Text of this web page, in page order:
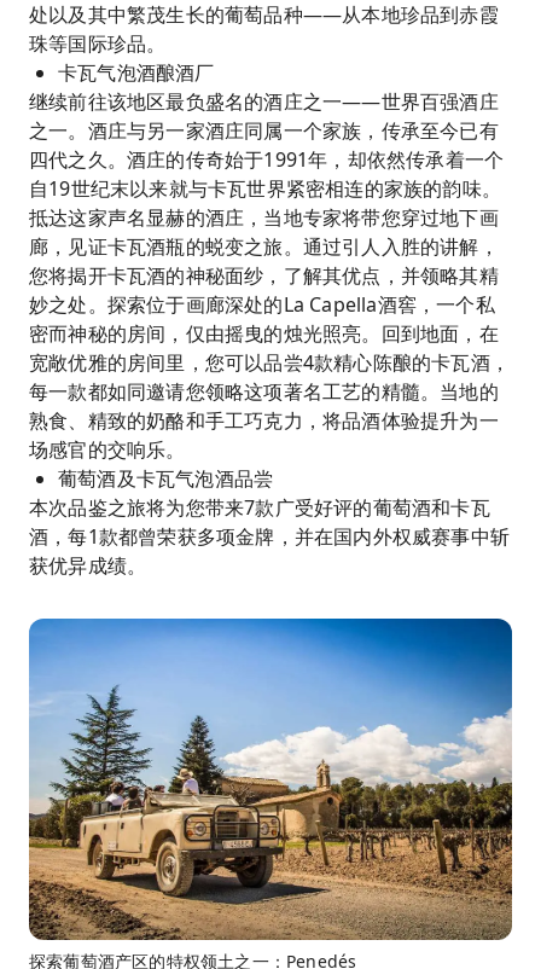
处以及其中繁茂生长的葡萄品种——从本地珍品到赤霞
珠等国际珍品。
卡瓦气泡酒酿酒厂
继续前往该地区最负盛名的酒庄之一——世界百强酒庄
之一。酒庄与另一家酒庄同属一个家族，传承至今已有
四代之久。酒庄的传奇始于1991年，却依然传承着一个
自19世纪末以来就与卡瓦世界紧密相连的家族的韵味。
抵达这家声名显赫的酒庄，当地专家将带您穿过地下画
廊，见证卡瓦酒瓶的蜕变之旅。通过引人入胜的讲解，
您将揭开卡瓦酒的神秘面纱，了解其优点，并领略其精
妙之处。探索位于画廊深处的La Capella酒窖，一个私
密而神秘的房间，仅由摇曳的烛光照亮。回到地面，在
宽敞优雅的房间里，您可以品尝4款精心陈酿的卡瓦酒，
每一款都如同邀请您领略这项著名工艺的精髓。当地的
熟食、精致的奶酪和手工巧克力，将品酒体验提升为一
场感官的交响乐。
葡萄酒及卡瓦气泡酒品尝
本次品鉴之旅将为您带来7款广受好评的葡萄酒和卡瓦
酒，每1款都曾荣获多项金牌，并在国内外权威赛事中斩
获优异成绩。
探索葡萄酒产区的特权领土之一：Penedés